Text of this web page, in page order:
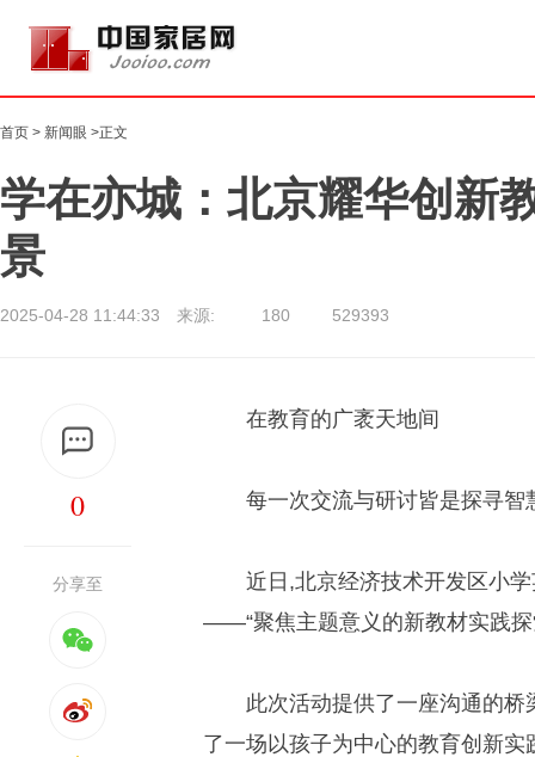
首页 > 新闻眼 >正文
学在亦城：北京耀华创新
景
2025-04-28 11:44:33 来源: 180 529393
0
分享至
在教育的广袤天地间
每一次交流与研讨皆是探寻智
近日,北京经济技术开发区小
——“聚焦主题意义的新教材实践探
此次活动提供了一座沟通的桥
了一场以孩子为中心的教育创新实